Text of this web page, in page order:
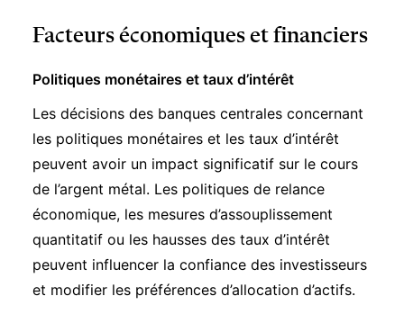
Facteurs économiques et financiers
Politiques monétaires et taux d’intérêt
Les décisions des banques centrales concernant
les politiques monétaires et les taux d’intérêt
peuvent avoir un impact significatif sur le cours
de l’argent métal. Les politiques de relance
économique, les mesures d’assouplissement
quantitatif ou les hausses des taux d’intérêt
peuvent influencer la confiance des investisseurs
et modifier les préférences d’allocation d’actifs.